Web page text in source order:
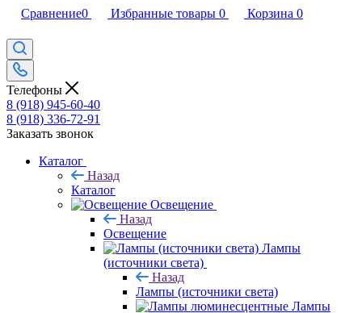
Сравнение0 Избранные товары 0 Корзина 0
Телефоны
8 (918) 945-60-40
8 (918) 336-72-91
Заказать звонок
Каталог
Назад
Каталог
Освещение
Назад
Освещение
Лампы
(источники света)
Назад
Лампы (источники света)
Лампы